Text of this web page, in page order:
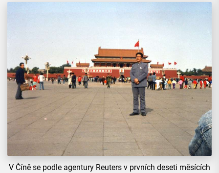
V Číně se podle agentury Reuters v prvních deseti měsících